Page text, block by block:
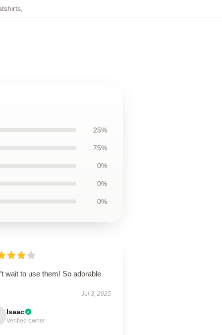
,
25%
75%
0%
0%
0%
wait to use them! So adorable
Jul 3, 2025
Isaac
Verified owner